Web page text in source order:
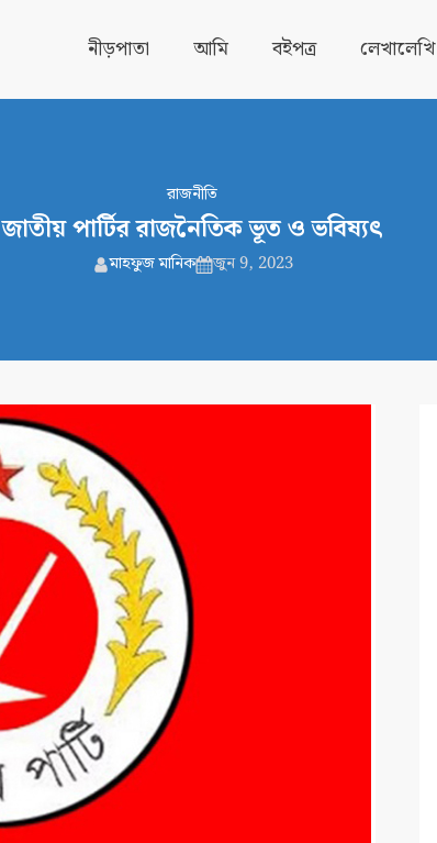
নীড়পাতা আমি বইপত্র লেখালেখি
রাজনীতি
জাতীয় পার্টির রাজনৈতিক ভূত ও ভবিষ্যৎ
মাহফুজ মানিক জুন 9, 2023